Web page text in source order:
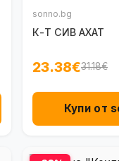
sonno.bg
К-Т СИВ АХАТ
23.38€31.18€
Купи от